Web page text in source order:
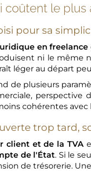
coûtent le
pour sa
en freelance
ni le même
léger au départ
de plusieurs
perspective
cohérentes
trop tard,
client et de la TVA
de l'État. Si le
de trésorerie.